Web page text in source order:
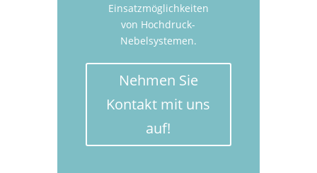
Einsatzmöglichkeiten
von Hochdruck-
Nebelsystemen.
Nehmen Sie
Kontakt mit uns
auf!